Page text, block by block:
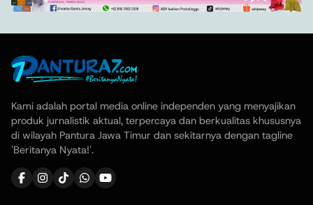
Kami adalah portal media online independen yang menyajikan
produk jurnalistik aktual, terpercaya dan berkualitas khususnya
di wilayah Pantura Jawa Timur dan sekitarnya dengan tagline
'Beritanya Nyata!'.